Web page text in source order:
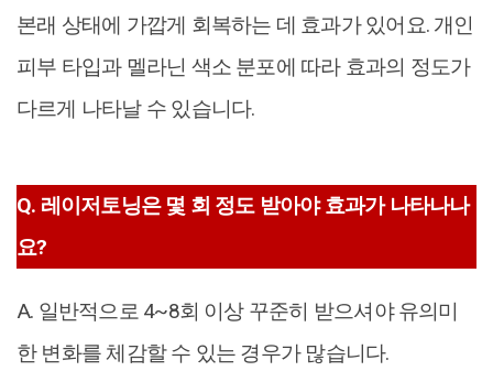
본래 상태에 가깝게 회복하는 데 효과가 있어요. 개인
피부 타입과 멜라닌 색소 분포에 따라 효과의 정도가
다르게 나타날 수 있습니다.
Q. 레이저토닝은 몇 회 정도 받아야 효과가 나타나나
요?
A. 일반적으로 4~8회 이상 꾸준히 받으셔야 유의미
한 변화를 체감할 수 있는 경우가 많습니다.